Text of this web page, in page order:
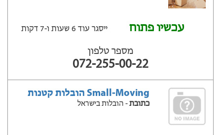
עכשיו פתוח ייסגר עוד 6 שעות ‫ו-7 דקות
מספר טלפון
072-255-00-22
Small-Moving הובלות קטנות
כתובת- הובלות בישראל